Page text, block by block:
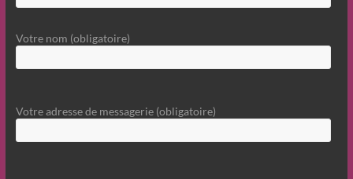
Votre nom (obligatoire)
Votre adresse de messagerie (obligatoire)